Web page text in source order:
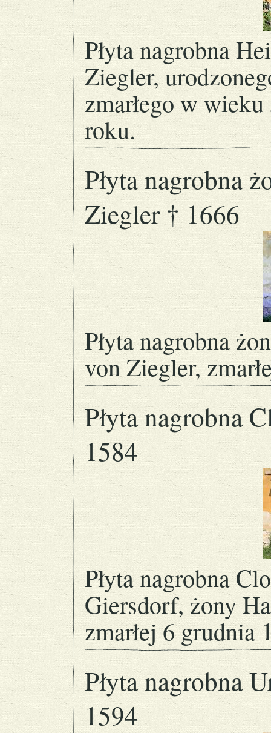
Płyta nagrobna
Ziegler,
zmarłego w
roku.
Płyta nagrobna
Ziegler † 1666
Płyta nagrobna
von Ziegler,
Płyta nagrobna
1584
Płyta nagrobna
Giersdorf, żony
zmarłej 6 grudnia
Płyta nagrobna
1594